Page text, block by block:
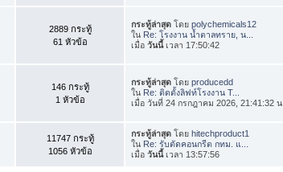
2889 กระทู้
61 หัวข้อ
กระทู้ล่าสุด โดยpolychemicals12
ใน Re: โรงงาน น้ำตาลทราย, น...
เมื่อวันนี้เวลา 17:50:42
146 กระทู้
1 หัวข้อ
กระทู้ล่าสุด โดยproducedd
ใน Re: ติดตั้งลิฟท์โรงงาน T...
เมื่อ วันที่ 24 กรกฎาคม 2026, 21:41:32 น.
11747 กระทู้
1056 หัวข้อ
กระทู้ล่าสุด โดยhitechproduct1
ใน Re: รับตัดคอนกรีต กทม. แ...
เมื่อวันนี้เวลา 13:57:56